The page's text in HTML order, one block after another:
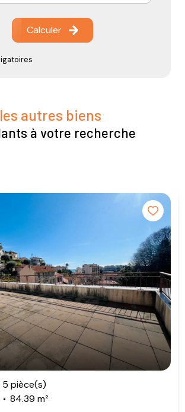
Calculer
autres biens
à votre recherche
pièce(s)
84.39 m²